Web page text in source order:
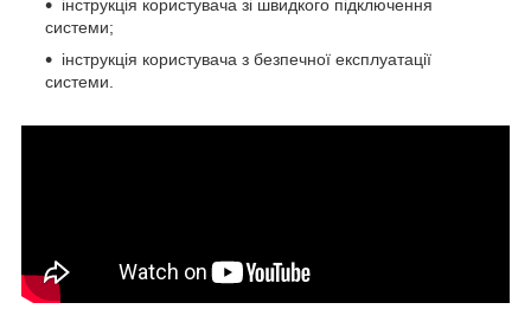
інструкція користувача зі швидкого підключення
системи;
інструкція користувача з безпечної експлуатації
системи.